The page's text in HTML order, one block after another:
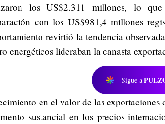
los US$2.311 millones, lo
con los US$981,4 millones
revirtió la tendencia
energéticos lideraban la canasta
Sigue a
en el valor de las
sustancial en los precios